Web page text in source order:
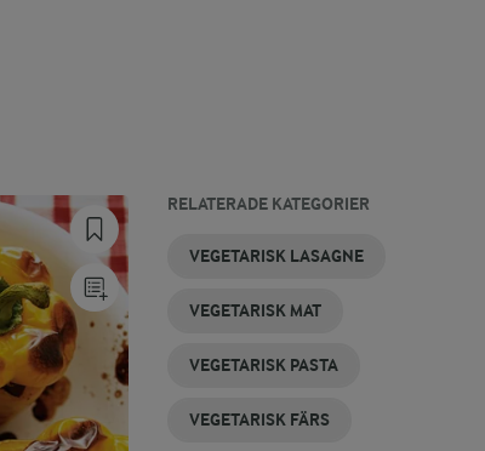
RELATERADE KATEGORIER
VEGETARISK LASAGNE
VEGETARISK MAT
VEGETARISK PASTA
VEGETARISK FÄRS
VEGETARISKA
PAJER
GRÖNSAKSBIFFAR
VEGETARISK
MIDDAG
QUORN
VEGETARISKA
GRYTOR
VEGETARISK
MOUSSAKA